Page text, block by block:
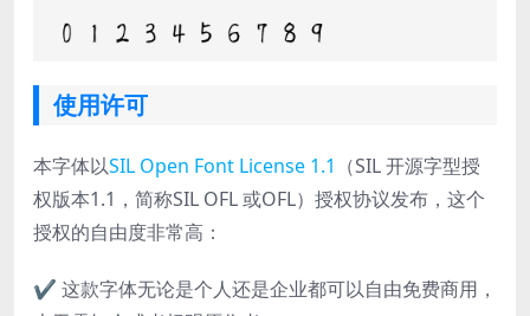
使用许可
本字体以SIL Open Font License 1.1 （SIL 开源字型授
权版本1.1，简称SIL OFL 或OFL）授权协议发布，这个
授权的自由度非常高：
✔ 这款字体无论是个人还是企业都可以自由免费商用，